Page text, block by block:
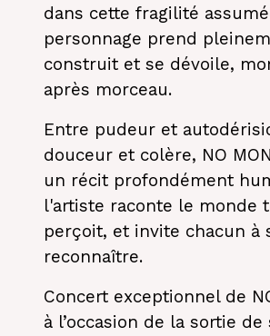
dans cette fragilité
personnage prend
construit et se dévoile,
après morceau.
Entre pudeur et
douceur et colère, NO
un récit profondément
l'artiste raconte le monde
perçoit, et invite chacun à
reconnaître.
Concert exceptionnel de
à l’occasion de la sortie de